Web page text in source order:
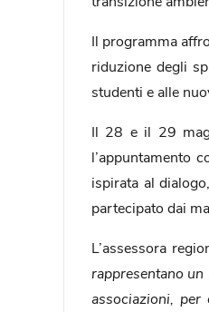
Il programma
riduzione degli
studenti e alle
Il 28 e il 29
l’appuntamento
ispirata al
partecipato dai
L’assessora
rappresentano
associazioni,